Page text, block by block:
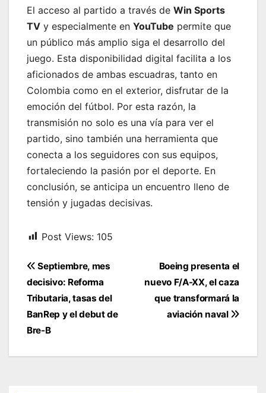
El acceso al partido a través de Win Sports
TV y especialmente en YouTube permite que
un público más amplio siga el desarrollo del
juego. Esta disponibilidad digital facilita a los
aficionados de ambas escuadras, tanto en
Colombia como en el exterior, disfrutar de la
emoción del fútbol. Por esta razón, la
transmisión no solo es una vía para ver el
partido, sino también una herramienta que
conecta a los seguidores con sus equipos,
fortaleciendo la pasión por el deporte. En
conclusión, se anticipa un encuentro lleno de
tensión y jugadas decisivas.
Post Views: 105
Navegación
de
entradas
Boeing presenta el
nuevo F/A-XX, el caza
que transformará la
aviación naval
Septiembre, mes
decisivo: Reforma
Tributaria, tasas del
BanRep y el debut de
Bre-B